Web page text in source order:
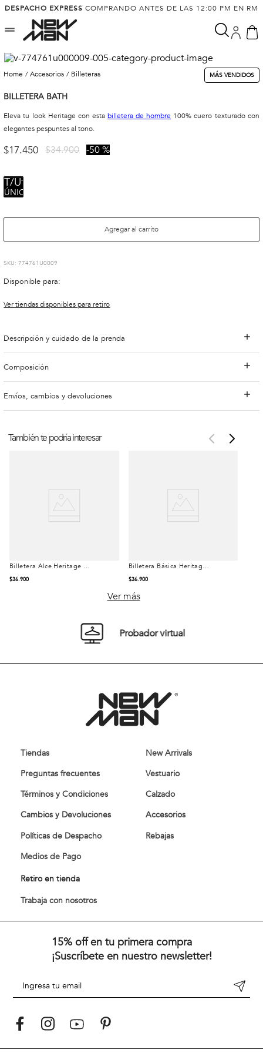
DESPACHO EXPRESS COMPRANDO ANTES DE LAS 12:00 PM EN RM
accesorios billeteras MÁS VENDIDOS
BILLETERA BATH
Eleva tu look Heritage con esta billetera de hombre 100% cuero texturado con
elegantes pespuntes al tono.
$17.450 $34.900 50 %
TALLA
ÚNICA
Agregar al carrito
:774761U0009
Disponible para:
Ver tiendas disponibles para retiro
Descripción y cuidado de la prenda
Composición
Envíos, cambios y devoluciones
También te podría interesar
Billetera Alce Heritage Dk
$36.900
Talla
Billetera Básica Heritage
$36.900
Talla
Comprar
Ver más
Probador virtual
Tiendas
Preguntas frecuentes
Términos y Condiciones
Cambios y Devoluciones
Políticas de Despacho
Medios de Pago
Retiro en tienda
Trabaja con nosotros
New Arrivals
Vestuario
Calzado
Accesorios
Rebajas
15% off en tu primera compra
¡Suscríbete en nuestro newsletter!